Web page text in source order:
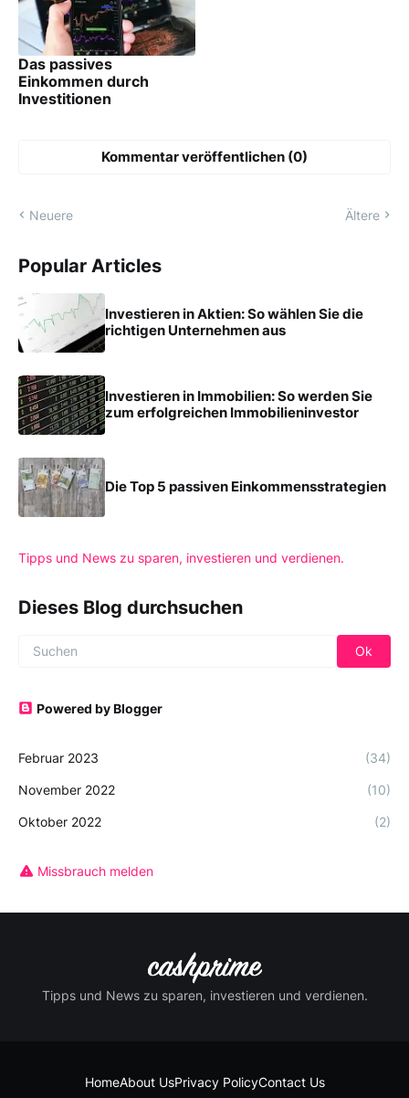
Das passives
Einkommen durch
Investitionen
Kommentar veröffentlichen (0)
Neuere Ältere
Popular Articles
Investieren in Aktien: So wählen Sie die
richtigen Unternehmen aus
Investieren in Immobilien: So werden Sie
zum erfolgreichen Immobilieninvestor
Die Top 5 passiven Einkommensstrategien
Tipps und News zu sparen, investieren und verdienen.
Dieses Blog durchsuchen
Powered by Blogger
Februar 2023 (34)
November 2022 (10)
Oktober 2022 (2)
Missbrauch melden
Tipps und News zu sparen, investieren und verdienen.
HomeAbout UsPrivacy PolicyContact Us